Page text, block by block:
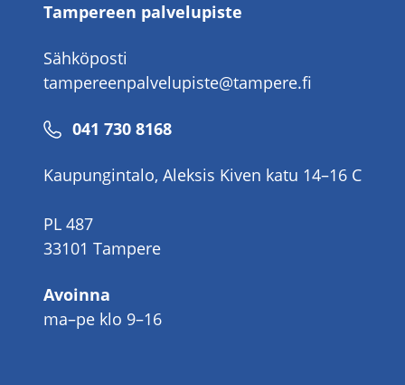
Tampereen palvelupiste
Sähköposti
tampereenpalvelupiste@tampere.fi
Puhelinnumero
041 730 8168
Kaupungintalo, Aleksis Kiven katu 14–16 C
PL 487
33101 Tampere
Avoinna
ma–pe klo 9–16